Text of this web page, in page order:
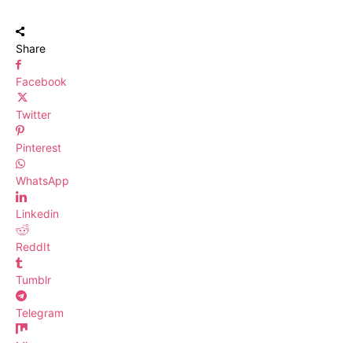
Share
Facebook
Twitter
Pinterest
WhatsApp
Linkedin
ReddIt
Tumblr
Telegram